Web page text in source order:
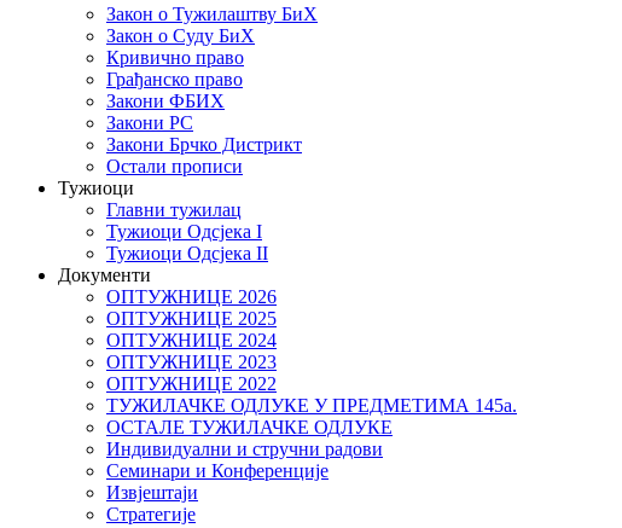
Закон о Тужилаштву БиХ
Закон о Суду БиХ
Кривично право
Грађанско право
Закони ФБИХ
Закони РС
Закони Брчко Дистрикт
Остали прописи
Тужиоци
Главни тужилац
Тужиоци Oдсјекa I
Тужиоци Oдсјекa II
Документи
ОПТУЖНИЦЕ 2026
ОПТУЖНИЦЕ 2025
ОПТУЖНИЦЕ 2024
ОПТУЖНИЦЕ 2023
ОПТУЖНИЦЕ 2022
ТУЖИЛАЧКЕ ОДЛУКЕ У ПРЕДМЕТИМА 145а.
ОСТАЛЕ ТУЖИЛАЧКЕ ОДЛУКЕ
Индивидуални и стручни радови
Семинари и Конференције
Извјештаји
Стратегије